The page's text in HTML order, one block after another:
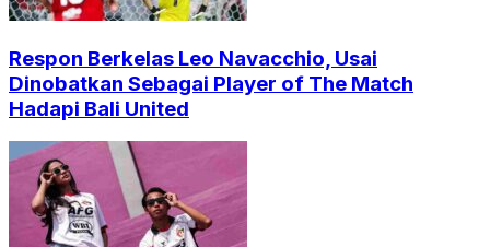
Respon Berkelas Leo Navacchio, Usai
Dinobatkan Sebagai Player of The Match
Hadapi Bali United